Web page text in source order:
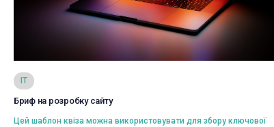
IT
Бриф на розробку сайту
Цей шаблон квіза можна використовувати для збору ключової